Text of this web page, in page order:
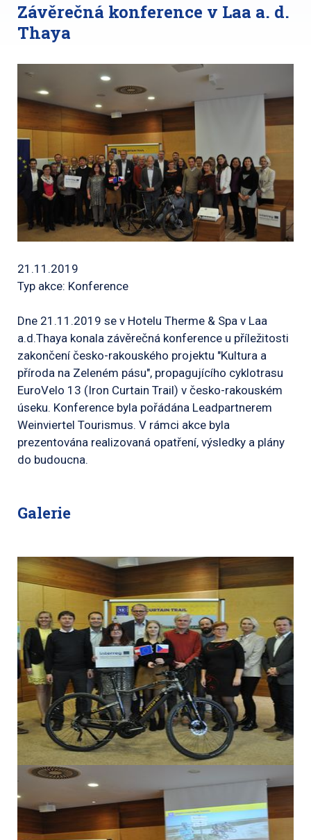
Závěrečná konference v Laa a. d.
Thaya
21.11.2019
Typ akce: Konference
Dne 21.11.2019 se v Hotelu Therme & Spa v Laa
a.d.Thaya konala závěrečná konference u příležitosti
zakončení česko-rakouského projektu "Kultura a
příroda na Zeleném pásu", propagujícího cyklotrasu
EuroVelo 13 (Iron Curtain Trail) v česko-rakouském
úseku. Konference byla pořádána Leadpartnerem
Weinviertel Tourismus. V rámci akce byla
prezentována realizovaná opatření, výsledky a plány
do budoucna.
Galerie